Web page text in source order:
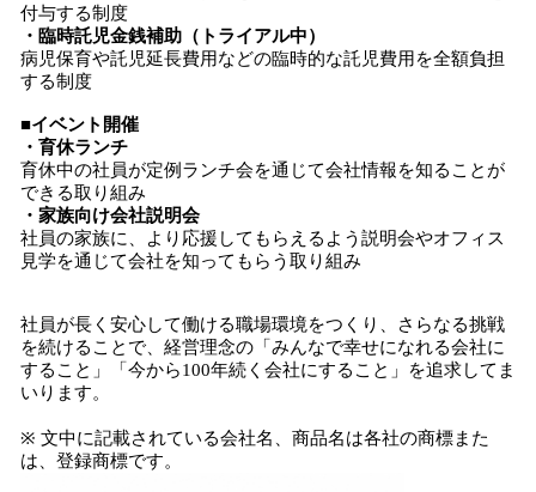
付与する制度
・臨時託児金銭補助（トライアル中）
病児保育や託児延長費用などの臨時的な託児費用を全額負担
する制度
■イベント開催
・育休ランチ
育休中の社員が定例ランチ会を通じて会社情報を知ることが
できる取り組み
・家族向け会社説明会
社員の家族に、より応援してもらえるよう説明会やオフィス
見学を通じて会社を知ってもらう取り組み
社員が長く安心して働ける職場環境をつくり、さらなる挑戦
を続けることで、経営理念の「みんなで幸せになれる会社に
すること」「今から100年続く会社にすること」を追求してま
いります。
※ 文中に記載されている会社名、商品名は各社の商標また
は、登録商標です。